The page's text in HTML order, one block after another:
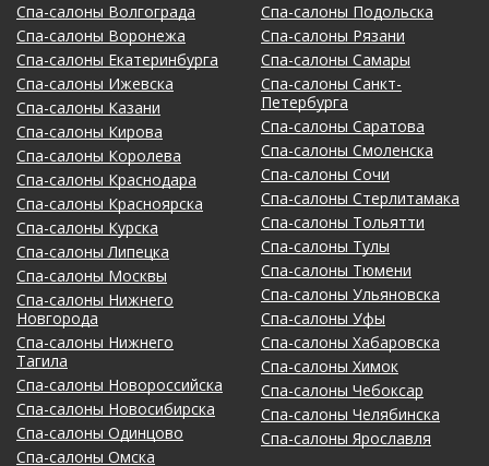
Спа-салоны Волгограда
Спа-салоны Воронежа
Спа-салоны Екатеринбурга
Спа-салоны Ижевска
Спа-салоны Казани
Спа-салоны Кирова
Спа-салоны Королева
Спа-салоны Краснодара
Спа-салоны Красноярска
Спа-салоны Курска
Спа-салоны Липецка
Спа-салоны Москвы
Спа-салоны Нижнего
Новгорода
Спа-салоны Нижнего
Тагила
Спа-салоны Новороссийска
Спа-салоны Новосибирска
Спа-салоны Одинцово
Спа-салоны Омска
Спа-салоны Подольска
Спа-салоны Рязани
Спа-салоны Самары
Спа-салоны Санкт-
Петербурга
Спа-салоны Саратова
Спа-салоны Смоленска
Спа-салоны Сочи
Спа-салоны Стерлитамака
Спа-салоны Тольятти
Спа-салоны Тулы
Спа-салоны Тюмени
Спа-салоны Ульяновска
Спа-салоны Уфы
Спа-салоны Хабаровска
Спа-салоны Химок
Спа-салоны Чебоксар
Спа-салоны Челябинска
Спа-салоны Ярославля